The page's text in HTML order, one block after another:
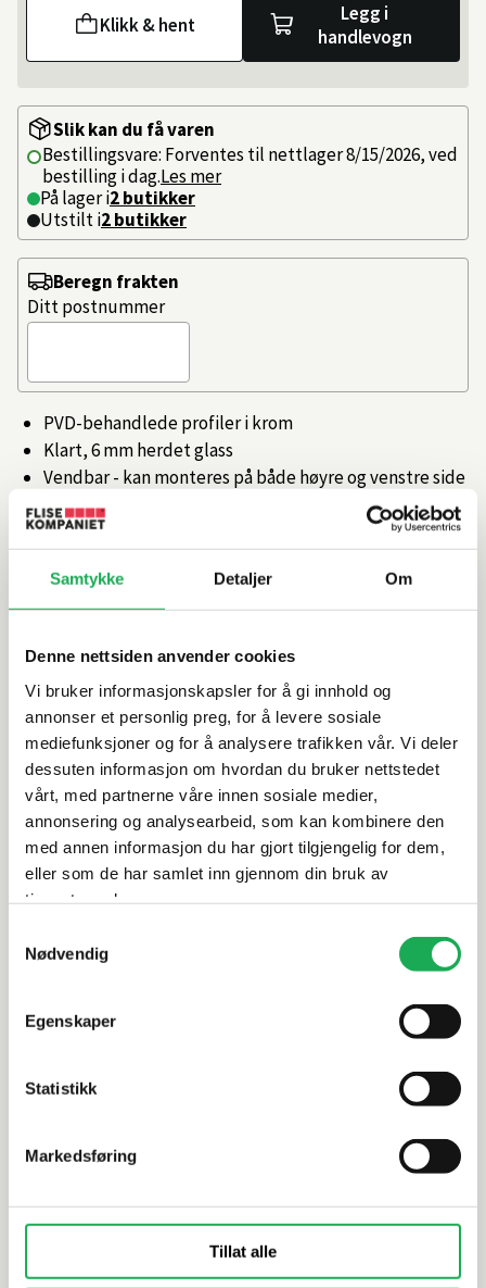
Samtykke Detaljer Om
Denne nettsiden anvender cookies
Vi bruker informasjonskapsler for å gi innhold og
annonser et personlig preg, for å levere sosiale
mediefunksjoner og for å analysere trafikken vår. Vi deler
dessuten informasjon om hvordan du bruker nettstedet
vårt, med partnerne våre innen sosiale medier,
annonsering og analysearbeid, som kan kombinere den
med annen informasjon du har gjort tilgjengelig for dem,
eller som de har samlet inn gjennom din bruk av
tjenestene deres.
Nødvendig
Egenskaper
Statistikk
Markedsføring
Tillat alle
Klikk & hent
Legg i
handlevogn
Slik kan du få varen
Bestillingsvare: Forventes til nettlager 8/15/2026, ved
bestilling i dag.Les mer
På lager i2 butikker
Utstilt i2butikker
PVD-behandlede profiler i krom
Klart, 6 mm herdet glass
Vendbar - kan monteres på både høyre og venstre side
Innfellbar med 180° svingradius og hev/senk-funksjon
OBS! Oppgitt pris er pr. dør
Artikkelnr.101370880
Beregn frakten
Ditt postnummer
Produktinformasjon
Spesifikasjoner
Rengjøring og vedlikehold
Leveringsinformasjon
Alternative produkter
Slagdør for hjørne YOUNG 2.0 2G 79 -
profiler
Slagdør
81 cm,